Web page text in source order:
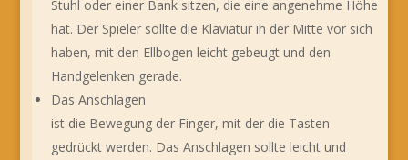
Stuhl oder einer Bank sitzen, die eine angenehme Höhe
hat. Der Spieler sollte die Klaviatur in der Mitte vor sich
haben, mit den Ellbogen leicht gebeugt und den
Handgelenken gerade.
Das Anschlagen
ist die Bewegung der Finger, mit der die Tasten
gedrückt werden. Das Anschlagen sollte leicht und